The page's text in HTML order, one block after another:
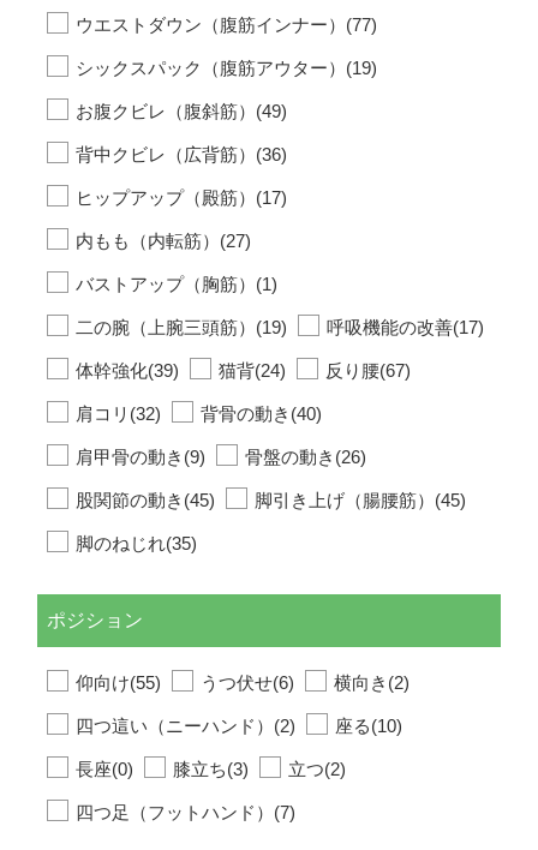
ウエストダウン（腹筋インナー）(77)
シックスパック（腹筋アウター）(19)
お腹クビレ（腹斜筋）(49)
背中クビレ（広背筋）(36)
ヒップアップ（殿筋）(17)
内もも（内転筋）(27)
バストアップ（胸筋）(1)
二の腕（上腕三頭筋）(19) 呼吸機能の改善(17)
体幹強化(39) 猫背(24) 反り腰(67)
肩コリ(32) 背骨の動き(40)
肩甲骨の動き(9) 骨盤の動き(26)
股関節の動き(45) 脚引き上げ（腸腰筋）(45)
脚のねじれ(35)
ポジション
仰向け(55) うつ伏せ(6) 横向き(2)
四つ這い（ニーハンド）(2) 座る(10)
長座(0) 膝立ち(3) 立つ(2)
四つ足（フットハンド）(7)